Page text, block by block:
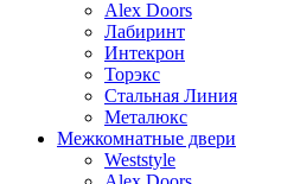
Alex Doors
Лабиринт
Интекрон
Торэкс
Стальная Линия
Металюкс
Межкомнатные двери
Weststyle